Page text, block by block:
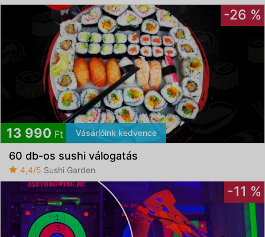
-26 %
13 990 Ft Vásárlóink kedvence
60 db-os sushi válogatás
4,4/5 Sushi Garden
-11 %